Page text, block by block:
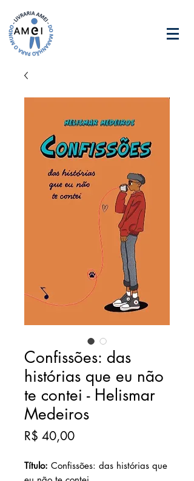
Confissões: das
histórias que eu não
te contei - Helismar
Medeiros
R$ 40,00Preço
Título: Confissões: das histórias que